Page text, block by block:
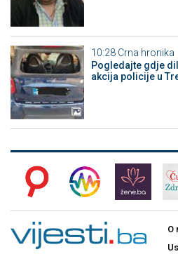
10:28 Crna hronika
Pogledajte gdje
akcija policije u
O